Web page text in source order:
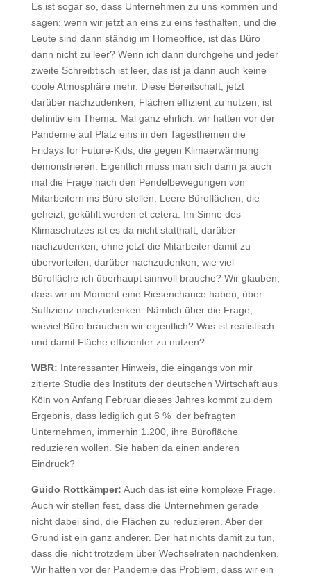
Es ist sogar so, dass Unternehmen zu uns kommen und
sagen: wenn wir jetzt an eins zu eins festhalten, und die
Leute sind dann ständig im Homeoffice, ist das Büro
dann nicht zu leer? Wenn ich dann durchgehe und jeder
zweite Schreibtisch ist leer, das ist ja dann auch keine
coole Atmosphäre mehr. Diese Bereitschaft, jetzt
darüber nachzudenken, Flächen effizient zu nutzen, ist
definitiv ein Thema. Mal ganz ehrlich: wir hatten vor der
Pandemie auf Platz eins in den Tagesthemen die
Fridays for Future-Kids, die gegen Klimaerwärmung
demonstrieren. Eigentlich muss man sich dann ja auch
mal die Frage nach den Pendelbewegungen von
Mitarbeitern ins Büro stellen. Leere Büroflächen, die
geheizt, gekühlt werden et cetera. Im Sinne des
Klimaschutzes ist es da nicht statthaft, darüber
nachzudenken, ohne jetzt die Mitarbeiter damit zu
übervorteilen, darüber nachzudenken, wie viel
Bürofläche ich überhaupt sinnvoll brauche? Wir glauben,
dass wir im Moment eine Riesenchance haben, über
Suffizienz nachzudenken. Nämlich über die Frage,
wieviel Büro brauchen wir eigentlich? Was ist realistisch
und damit Fläche effizienter zu nutzen?
WBR: Interessanter Hinweis, die eingangs von mir
zitierte Studie des Instituts der deutschen Wirtschaft aus
Köln von Anfang Februar dieses Jahres kommt zu dem
Ergebnis, dass lediglich gut 6 % der befragten
Unternehmen, immerhin 1.200, ihre Bürofläche
reduzieren wollen. Sie haben da einen anderen
Eindruck?
Guido Rottkämper: Auch das ist eine komplexe Frage.
Auch wir stellen fest, dass die Unternehmen gerade
nicht dabei sind, die Flächen zu reduzieren. Aber der
Grund ist ein ganz anderer. Der hat nichts damit zu tun,
dass die nicht trotzdem über Wechselraten nachdenken.
Wir hatten vor der Pandemie das Problem, dass wir ein